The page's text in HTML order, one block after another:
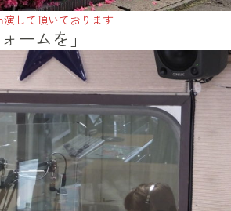
して頂いております
ームを」